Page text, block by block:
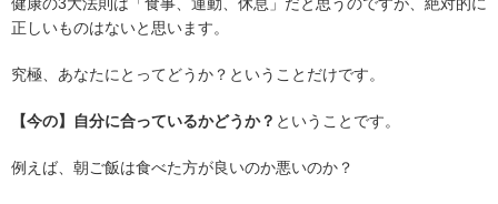
健康の3大法則は「食事、運動、休息」だと思うのですが、絶対的に
正しいものはないと思います。
究極、あなたにとってどうか？ということだけです。
【今の】自分に合っているかどうか？ ということです。
例えば、朝ご飯は食べた方が良いのか悪いのか？